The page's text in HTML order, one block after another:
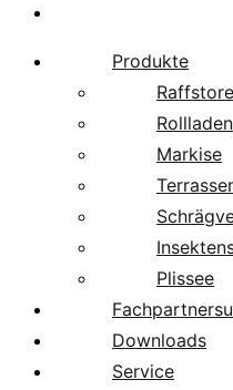
Produkte
Rollladen
Markise
Plissee
Downloads
Service